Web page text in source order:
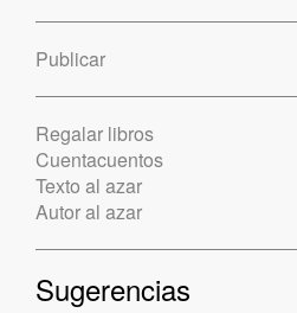
Publicar
Regalar libros
Cuentacuentos
Texto al azar
Autor al azar
Sugerencias